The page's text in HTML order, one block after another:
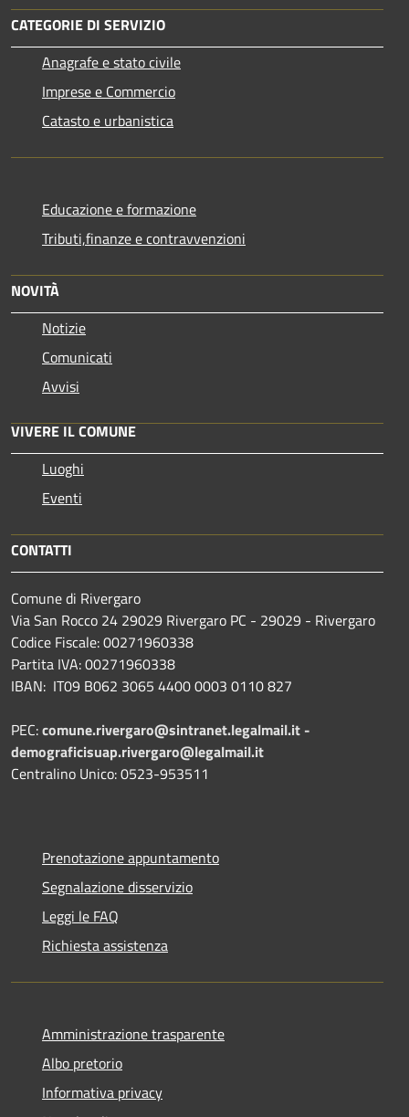
CATEGORIE DI SERVIZIO
Anagrafe e stato civile
Imprese e Commercio
Catasto e urbanistica
Educazione e formazione
Tributi,finanze e contravvenzioni
NOVITÀ
Notizie
Comunicati
Avvisi
VIVERE IL COMUNE
Luoghi
Eventi
CONTATTI
Comune di Rivergaro
Via San Rocco 24 29029 Rivergaro PC - 29029 - Rivergaro
Codice Fiscale: 00271960338
Partita IVA: 00271960338
IBAN: IT09 B062 3065 4400 0003 0110 827
PEC:comune.rivergaro@sintranet.legalmail.it -
demograficisuap.rivergaro@legalmail.it
Centralino Unico: 0523-953511
Prenotazione appuntamento
Segnalazione disservizio
Leggi le FAQ
Richiesta assistenza
Amministrazione trasparente
Albo pretorio
Informativa privacy